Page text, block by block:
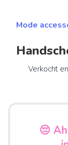
Mode
Verkocht
😔